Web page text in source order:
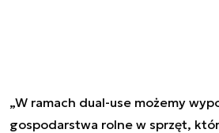
„W ramach dual-use możemy
gospodarstwa rolne w sprzęt,